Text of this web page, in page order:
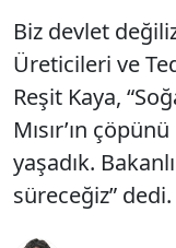
Biz devlet
Üreticileri ve
Reşit Kaya,
Mısır’ın
yaşadık.
süreceğiz” dedi.